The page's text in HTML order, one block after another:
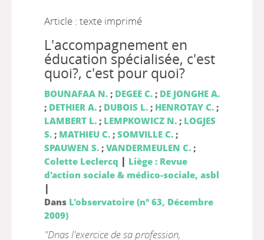
Article : texte imprimé
L'accompagnement en
éducation spécialisée, c'est
quoi?, c'est pour quoi?
BOUNAFAA N.; DEGEE C.; DE JONGHE A.
; DETHIER A.; DUBOIS L.; HENROTAY C.;
LAMBERT L.; LEMPKOWICZ N.; LOGJES
S.; MATHIEU C.; SOMVILLE C.;
SPAUWEN S.; VANDERMEULEN C.;
Colette Leclercq | Liège : Revue
d'action sociale & médico-sociale, asbl
|
Dans L'observatoire (n° 63, Décembre
2009)
"Dnas l'exercice de sa profession,